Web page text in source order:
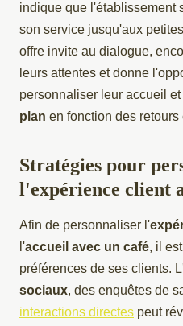
indique que l'établissement
son service jusqu'aux
offre invite au dialogue,
leurs attentes et donne
personnaliser leur accueil
plan en fonction des retours
Stratégies pour
l'expérience client
Afin de personnaliser l'
l'accueil avec un café, il
préférences de ses clients.
sociaux, des enquêtes de
interactions directes peut